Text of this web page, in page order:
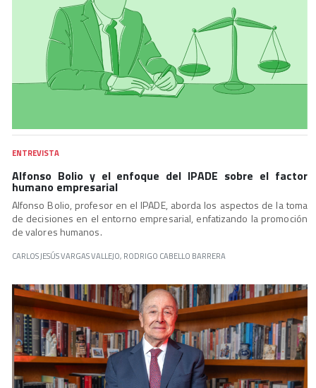
ENTREVISTA
Alfonso Bolio y el enfoque del IPADE sobre el factor
humano empresarial
Alfonso Bolio, profesor en el IPADE, aborda los aspectos de la toma
de decisiones en el entorno empresarial, enfatizando la promoción
de valores humanos.
CARLOS JESÚS VARGAS VALLEJO, RODRIGO CABELLO BARRERA